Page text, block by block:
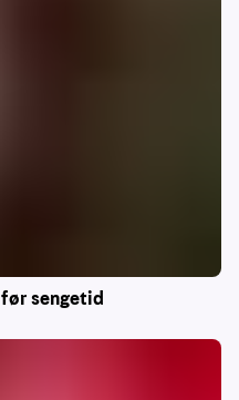
sengetid